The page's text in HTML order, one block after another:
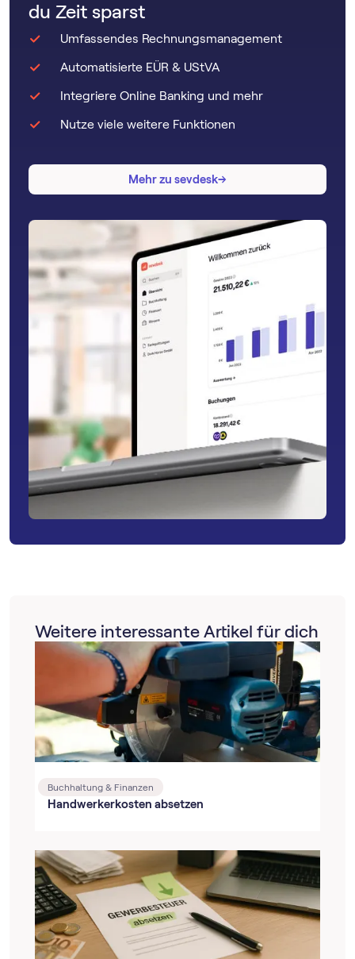
du Zeit sparst
Umfassendes Rechnungsmanagement
Automatisierte EÜR & UStVA
Integriere Online Banking und mehr
Nutze viele weitere Funktionen
Mehr zu sevdesk→
→
Weitere interessante Artikel für dich
Buchhaltung & Finanzen
Handwerkerkosten absetzen